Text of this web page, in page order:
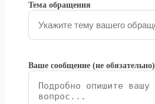
Тема обращения
Ваше сообщение (не обязательно)